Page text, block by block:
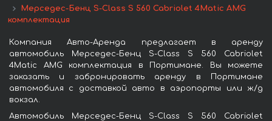
Мерседес-Бенц S-Class S 560 Cabriolet 4Matic AMG
комплектация
Компания Авто-Аренда предлагает в аренду
автомобиль Мерседес-Бенц S-Class S 560 Cabriolet
4Matic AMG комплектация в Портимане. Вы можете
заказать и забронировать аренду в Портимане
автомобиля с доставкой авто в аэропорты или ж/д
вокзал.
Автомобиль Мерседес-Бенц S-Class S 560 Cabriolet